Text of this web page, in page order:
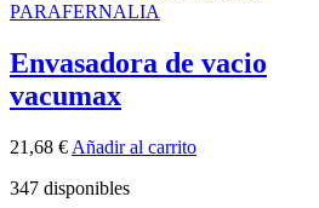
PARAFERNALIA
Envasadora de vacio
vacumax
21,68 € Añadir al carrito
347 disponibles